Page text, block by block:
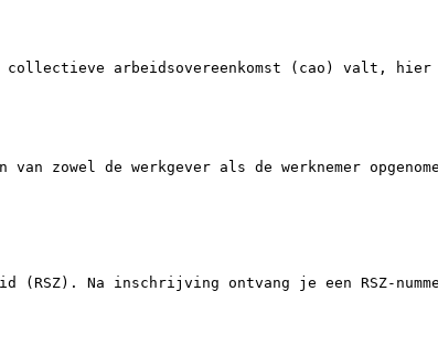
arbeidsovereenkomst (cao) valt, hier
zowel de werkgever als de werknemer
Na inschrijving ontvang je een RSZ-